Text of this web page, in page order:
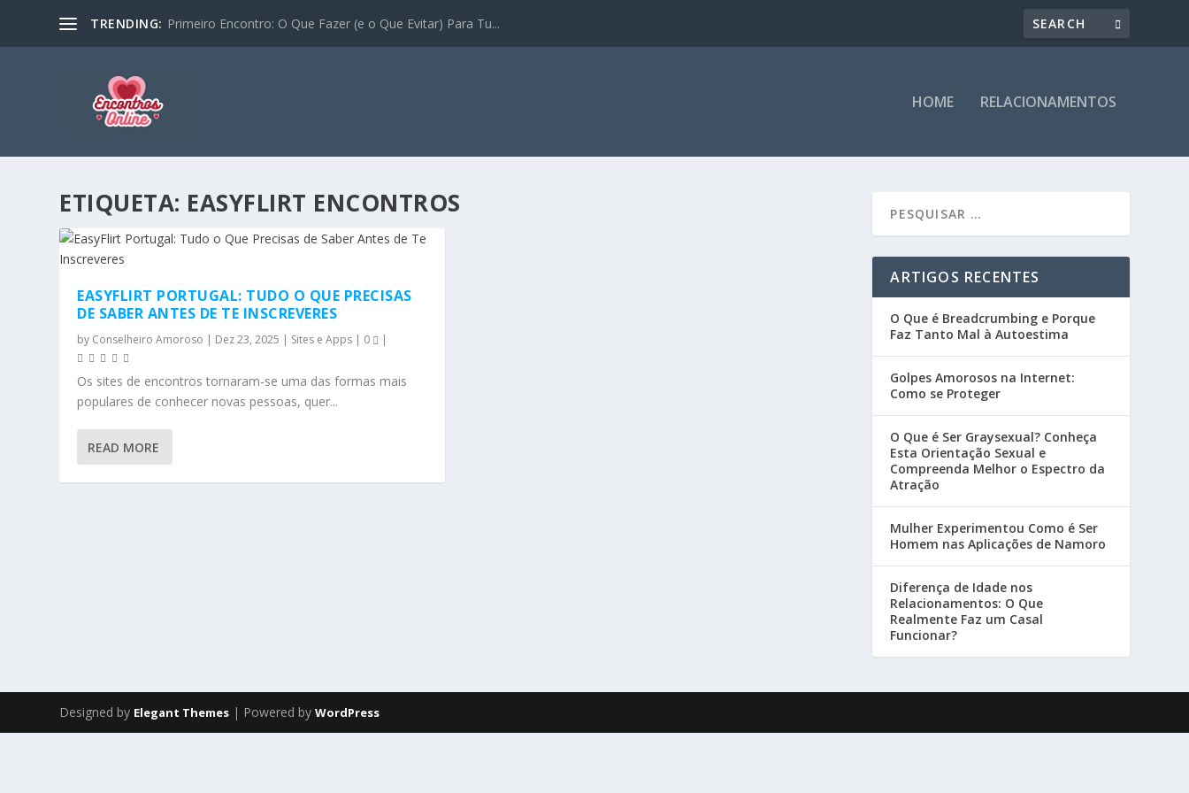
TRENDING: Primeiro Encontro: O Que Fazer (e o Que Evitar) Para Tu...
HOME RELACIONAMENTOS
ETIQUETA: EASYFLIRT ENCONTROS
EASYFLIRT PORTUGAL: TUDO O QUE PRECISAS
DE SABER ANTES DE TE INSCREVERES
by Conselheiro Amoroso | Dez 23, 2025 | Sites e Apps | 0 |
Os sites de encontros tornaram-se uma das formas mais
populares de conhecer novas pessoas, quer...
READ MORE
ARTIGOS RECENTES
O Que é Breadcrumbing e Porque
Faz Tanto Mal à Autoestima
Golpes Amorosos na Internet:
Como se Proteger
O Que é Ser Graysexual? Conheça
Esta Orientação Sexual e
Compreenda Melhor o Espectro da
Atração
Mulher Experimentou Como é Ser
Homem nas Aplicações de Namoro
Diferença de Idade nos
Relacionamentos: O Que
Realmente Faz um Casal
Funcionar?
Designed by Elegant Themes | Powered byWordPress